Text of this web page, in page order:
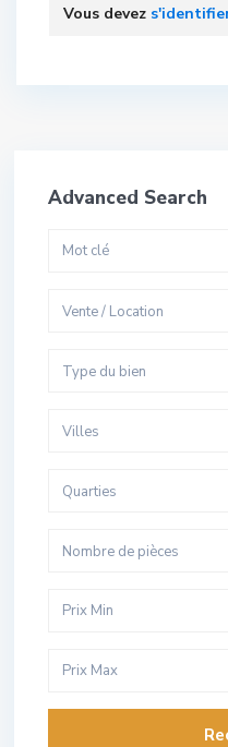
Vous devez
Advanced Search
Vente / Location
Type du bien
Villes
Quarties
Nombre de pièces